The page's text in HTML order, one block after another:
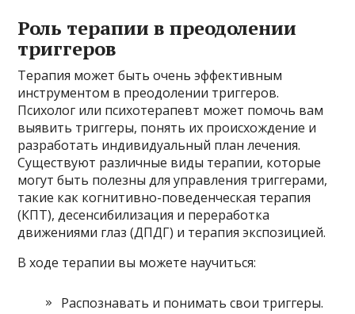
Роль терапии в преодолении
триггеров
Терапия может быть очень эффективным
инструментом в преодолении триггеров.
Психолог или психотерапевт может помочь вам
выявить триггеры, понять их происхождение и
разработать индивидуальный план лечения.
Существуют различные виды терапии, которые
могут быть полезны для управления триггерами,
такие как когнитивно-поведенческая терапия
(КПТ), десенсибилизация и переработка
движениями глаз (ДПДГ) и терапия экспозицией.
В ходе терапии вы можете научиться:
Распознавать и понимать свои триггеры.